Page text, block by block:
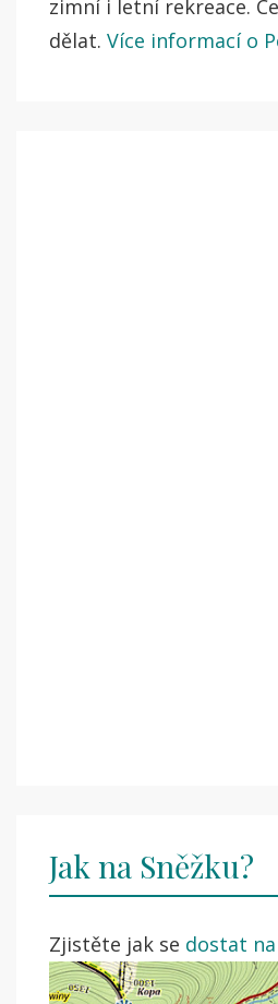
zimní i letní rekreace.
dělat. Více informací o
Jak na Sněžku?
Zjistěte jak se dostat na